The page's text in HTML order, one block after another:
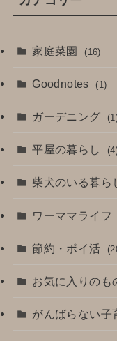
家庭菜園 (16)
Goodnotes (1)
ガーデニング
平屋の暮らし
柴犬のいる暮ら
ワーママライフ
節約・ポイ活
お気に入りのも
がんばらない子